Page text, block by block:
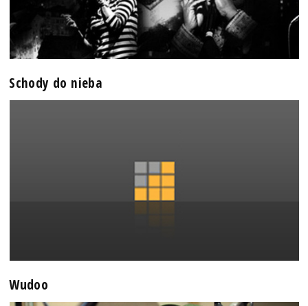
Schody do nieba
Wudoo